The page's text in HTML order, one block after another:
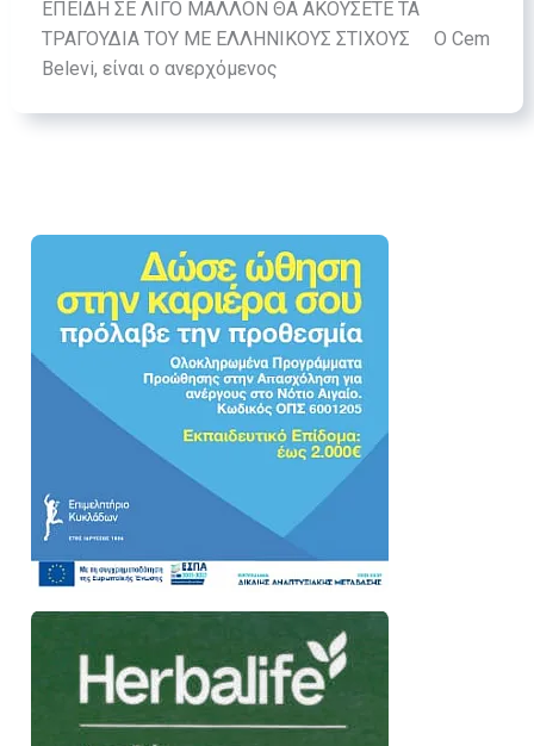
ΕΠΕΙΔΗ ΣΕ ΛΙΓΟ ΜΑΛΛΟΝ ΘΑ AΚΟΥΣΕΤΕ ΤΑ
ΤΡΑΓΟΥΔΙΑ ΤΟΥ ΜΕ ΕΛΛΗΝΙΚΟΥΣ ΣΤΙΧΟΥΣ O Cem
Belevi, είναι ο ανερχόμενος